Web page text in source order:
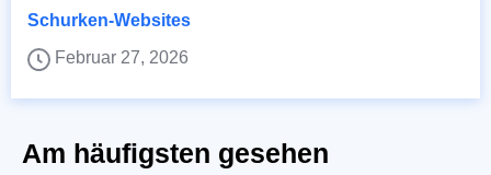
Schurken-Websites
Februar 27, 2026
Am häufigsten gesehen